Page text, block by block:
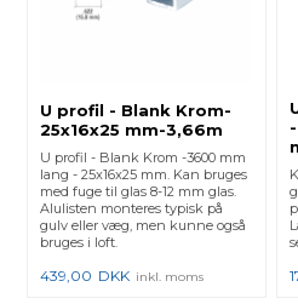
U profil - Blank Krom-
25x16x25 mm-3,66m
U profil - Blank Krom -3600 mm
lang - 25x16x25 mm. Kan bruges
med fuge til glas 8-12 mm glas.
Alulisten monteres typisk på
gulv eller væg, men kunne også
bruges i loft.
439,00 DKK inkl. moms